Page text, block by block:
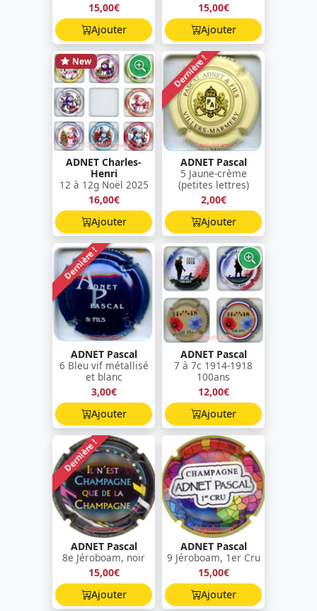
15,00€
Ajouter
15,00€
Ajouter
New
ADNET Charles-
Henri
12 à 12g Noël 2025
16,00€
Ajouter
Dernière !
ADNET Pascal
5 Jaune-crème
(petites lettres)
2,00€
Ajouter
Dernière !
ADNET Pascal
6 Bleu vif métallisé
et blanc
3,00€
Ajouter
ADNET Pascal
7 à 7c 1914-1918
100ans
12,00€
Ajouter
Dernière !
ADNET Pascal
8e Jéroboam, noir
15,00€
Ajouter
ADNET Pascal
9 Jéroboam, 1er Cru
15,00€
Ajouter